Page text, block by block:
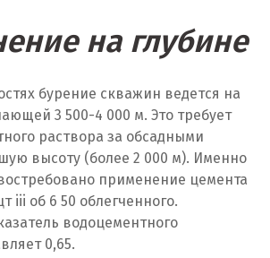
на глубине
бурение скважин ведется на
3 500-4 000 м. Это требует
раствора за обсадными
высоту (более 2 000 м). Именно
применение цемента
iii об 6 50 облегченного.
водоцементного
0,65.